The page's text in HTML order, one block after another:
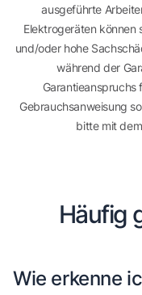
ausgeführte
Elektrogeräten können
und/oder hohe
während der
Garantieanspruchs
Gebrauchsanweisung
bitte mit
Häufig
Wie erkenne